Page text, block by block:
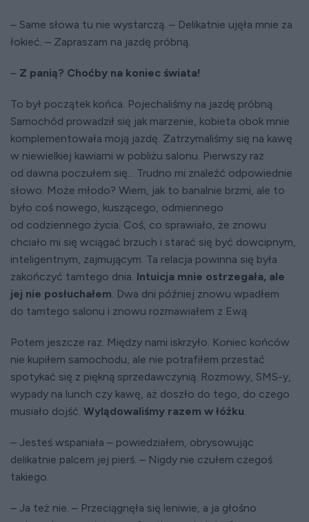
– Same słowa tu nie wystarczą. – Delikatnie ujęła mnie za
łokieć. – Zapraszam na jazdę próbną.
– Z panią? Choćby na koniec świata!
To był początek końca. Pojechaliśmy na jazdę próbną.
Samochód prowadził się jak marzenie, kobieta obok mnie
komplementowała moją jazdę. Zatrzymaliśmy się na kawę
w niewielkiej kawiarni w pobliżu salonu. Pierwszy raz
od dawna poczułem się... Trudno mi znaleźć odpowiednie
słowo. Może młodo? Wiem, jak to banalnie brzmi, ale to
było coś nowego, kuszącego, odmiennego
od codziennego życia. Coś, co sprawiało, że znowu
chciało mi się wciągać brzuch i starać się być dowcipnym,
inteligentnym, zajmującym. Ta relacja powinna się była
zakończyć tamtego dnia. Intuicja mnie ostrzegała, ale
jej nie posłuchałem. Dwa dni później znowu wpadłem
do tamtego salonu i znowu rozmawiałem z Ewą.
Potem jeszcze raz. Między nami iskrzyło. Koniec końców
nie kupiłem samochodu, ale nie potrafiłem przestać
spotykać się z piękną sprzedawczynią. Rozmowy, SMS-y,
wypady na lunch czy kawę, aż doszło do tego, do czego
musiało dojść. Wylądowaliśmy razem w łóżku.
– Jesteś wspaniała – powiedziałem, obrysowując
delikatnie palcem jej pierś. – Nigdy nie czułem czegoś
takiego.
– Ja też nie. – Przeciągnęła się leniwie, a ja głośno